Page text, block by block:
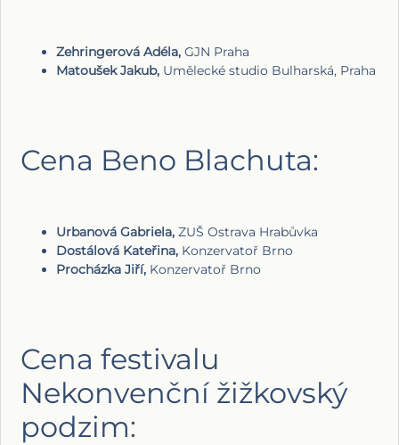
Zehringerová Adéla, GJN Praha
Matoušek Jakub, Umělecké studio Bulharská, Praha
Cena Beno Blachuta:
Urbanová Gabriela, ZUŠ Ostrava Hrabůvka
Dostálová Kateřina, Konzervatoř Brno
Procházka Jiří, Konzervatoř Brno
Cena festivalu
Nekonvenční žižkovský
podzim: